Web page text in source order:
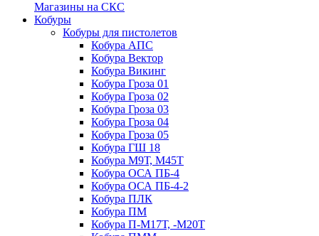
Магазины на СКС
Кобуры
Кобуры для пистолетов
Кобура АПС
Кобура Вектор
Кобура Викинг
Кобура Гроза 01
Кобура Гроза 02
Кобура Гроза 03
Кобура Гроза 04
Кобура Гроза 05
Кобура ГШ 18
Кобура М9Т, М45Т
Кобура ОСА ПБ-4
Кобура ОСА ПБ-4-2
Кобура ПЛК
Кобура ПМ
Кобура П-М17Т, -М20Т